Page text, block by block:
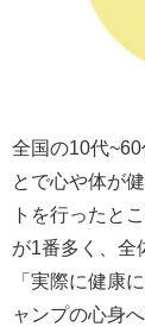
全国の10代
とで心や体が
トを行ったと
が1番多く、全
「実際に健康
ャンプの心身